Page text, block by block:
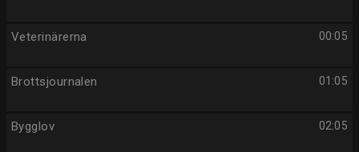
00:05
Veterinärerna
01:05
Brottsjournalen
02:05
Bygglov